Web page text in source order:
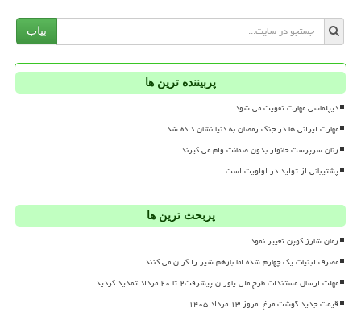
بیاب
پربیننده ترین ها
دیپلماسی مهارت تقویت می شود
مهارت ایرانی ها در جنگ رمضان به دنیا نشان داده شد
زنان سرپرست خانوار بدون ضمانت وام می گیرند
پشتیبانی از تولید در اولویت است
پربحث ترین ها
زمان شارژ کوپن تغییر نمود
مصرف لبنیات یک چهارم شده اما بازهم شیر را گران می کنند
مهلت ارسال مستندات طرح ملی یاوران پیشرفت۲ تا ۲۰ مرداد تمدید گردید
قیمت جدید گوشت مرغ امروز ۱۳ مرداد ۱۴۰۵